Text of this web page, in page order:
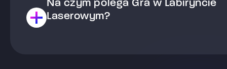
przeciwnej lub wykonanie zadania np. zajęcie bazy
drużyny przeciwnej. Paintball laserowy w
przeciwieństwie do klasycznego paintballa jest
Arena wirtualnej rzeczywistości to przestrzeń, w której
masz możliwość przenieść się w świat wirtualnych
doznań. Na arenie dla każdego gracza przygotowane
Na czym polega Gra w Labiryncie
Laserowym?